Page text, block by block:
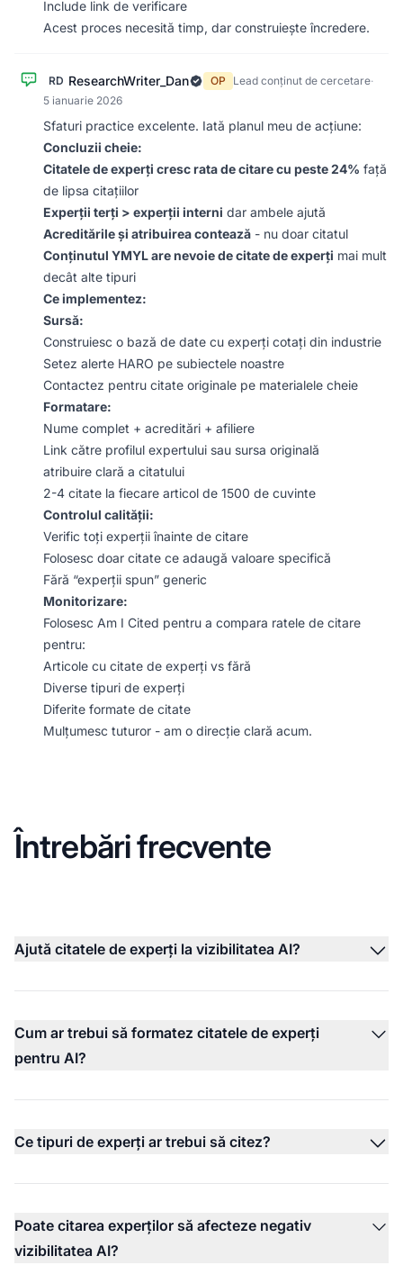
Include link de verificare
Acest proces necesită timp, dar construiește încredere.
RD ResearchWriter_Dan OP Lead conținut de cercetare·
5 ianuarie 2026
Sfaturi practice excelente. Iată planul meu de acțiune:
Concluzii cheie:
Citatele de experți cresc rata de citare cu peste 24% față
de lipsa citațiilor
Experții terți > experții interni dar ambele ajută
Acreditările și atribuirea contează - nu doar citatul
Conținutul YMYL are nevoie de citate de experți mai mult
decât alte tipuri
Ce implementez:
Sursă:
Construiesc o bază de date cu experți cotați din industrie
Setez alerte HARO pe subiectele noastre
Contactez pentru citate originale pe materialele cheie
Formatare:
Nume complet + acreditări + afiliere
Link către profilul expertului sau sursa originală
atribuire clară a citatului
2-4 citate la fiecare articol de 1500 de cuvinte
Controlul calității:
Verific toți experții înainte de citare
Folosesc doar citate ce adaugă valoare specifică
Fără “experții spun” generic
Monitorizare:
Folosesc Am I Cited pentru a compara ratele de citare
pentru:
Articole cu citate de experți vs fără
Diverse tipuri de experți
Diferite formate de citate
Mulțumesc tuturor - am o direcție clară acum.
Întrebări frecvente
Ajută citatele de experți la vizibilitatea AI?
Cum ar trebui să formatez citatele de experți
pentru AI?
Ce tipuri de experți ar trebui să citez?
Poate citarea experților să afecteze negativ
vizibilitatea AI?